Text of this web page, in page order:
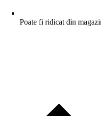
Poate fi ridicat din